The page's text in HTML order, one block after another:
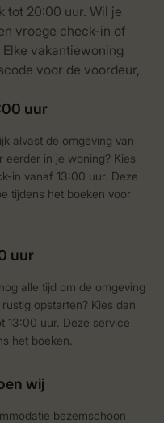
alvast de omgeving van
eerder in je woning? Kies
in vanaf 13:00 uur. Deze
tijdens het boeken voor
alle tijd om de omgeving
opstarten? Kies dan
13:00 uur. Deze service
het boeken.
bezemschoon